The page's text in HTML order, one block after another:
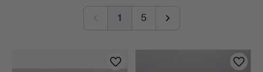
1 5